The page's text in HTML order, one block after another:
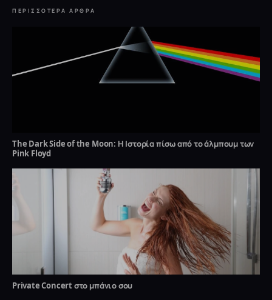
ΠΕΡΙΣΣΌΤΕΡΑ ΆΡΘΡΑ
The Dark Side of the Moon: Η Ιστορία πίσω από το άλμπουμ των
Pink Floyd
Private Concert στο μπάνιο σου